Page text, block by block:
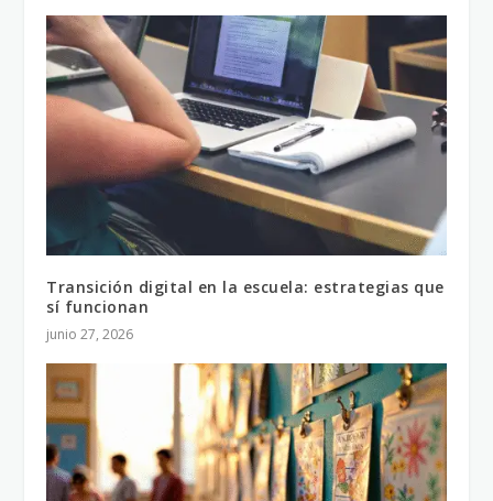
Transición digital en la escuela: estrategias que
sí funcionan
junio 27, 2026